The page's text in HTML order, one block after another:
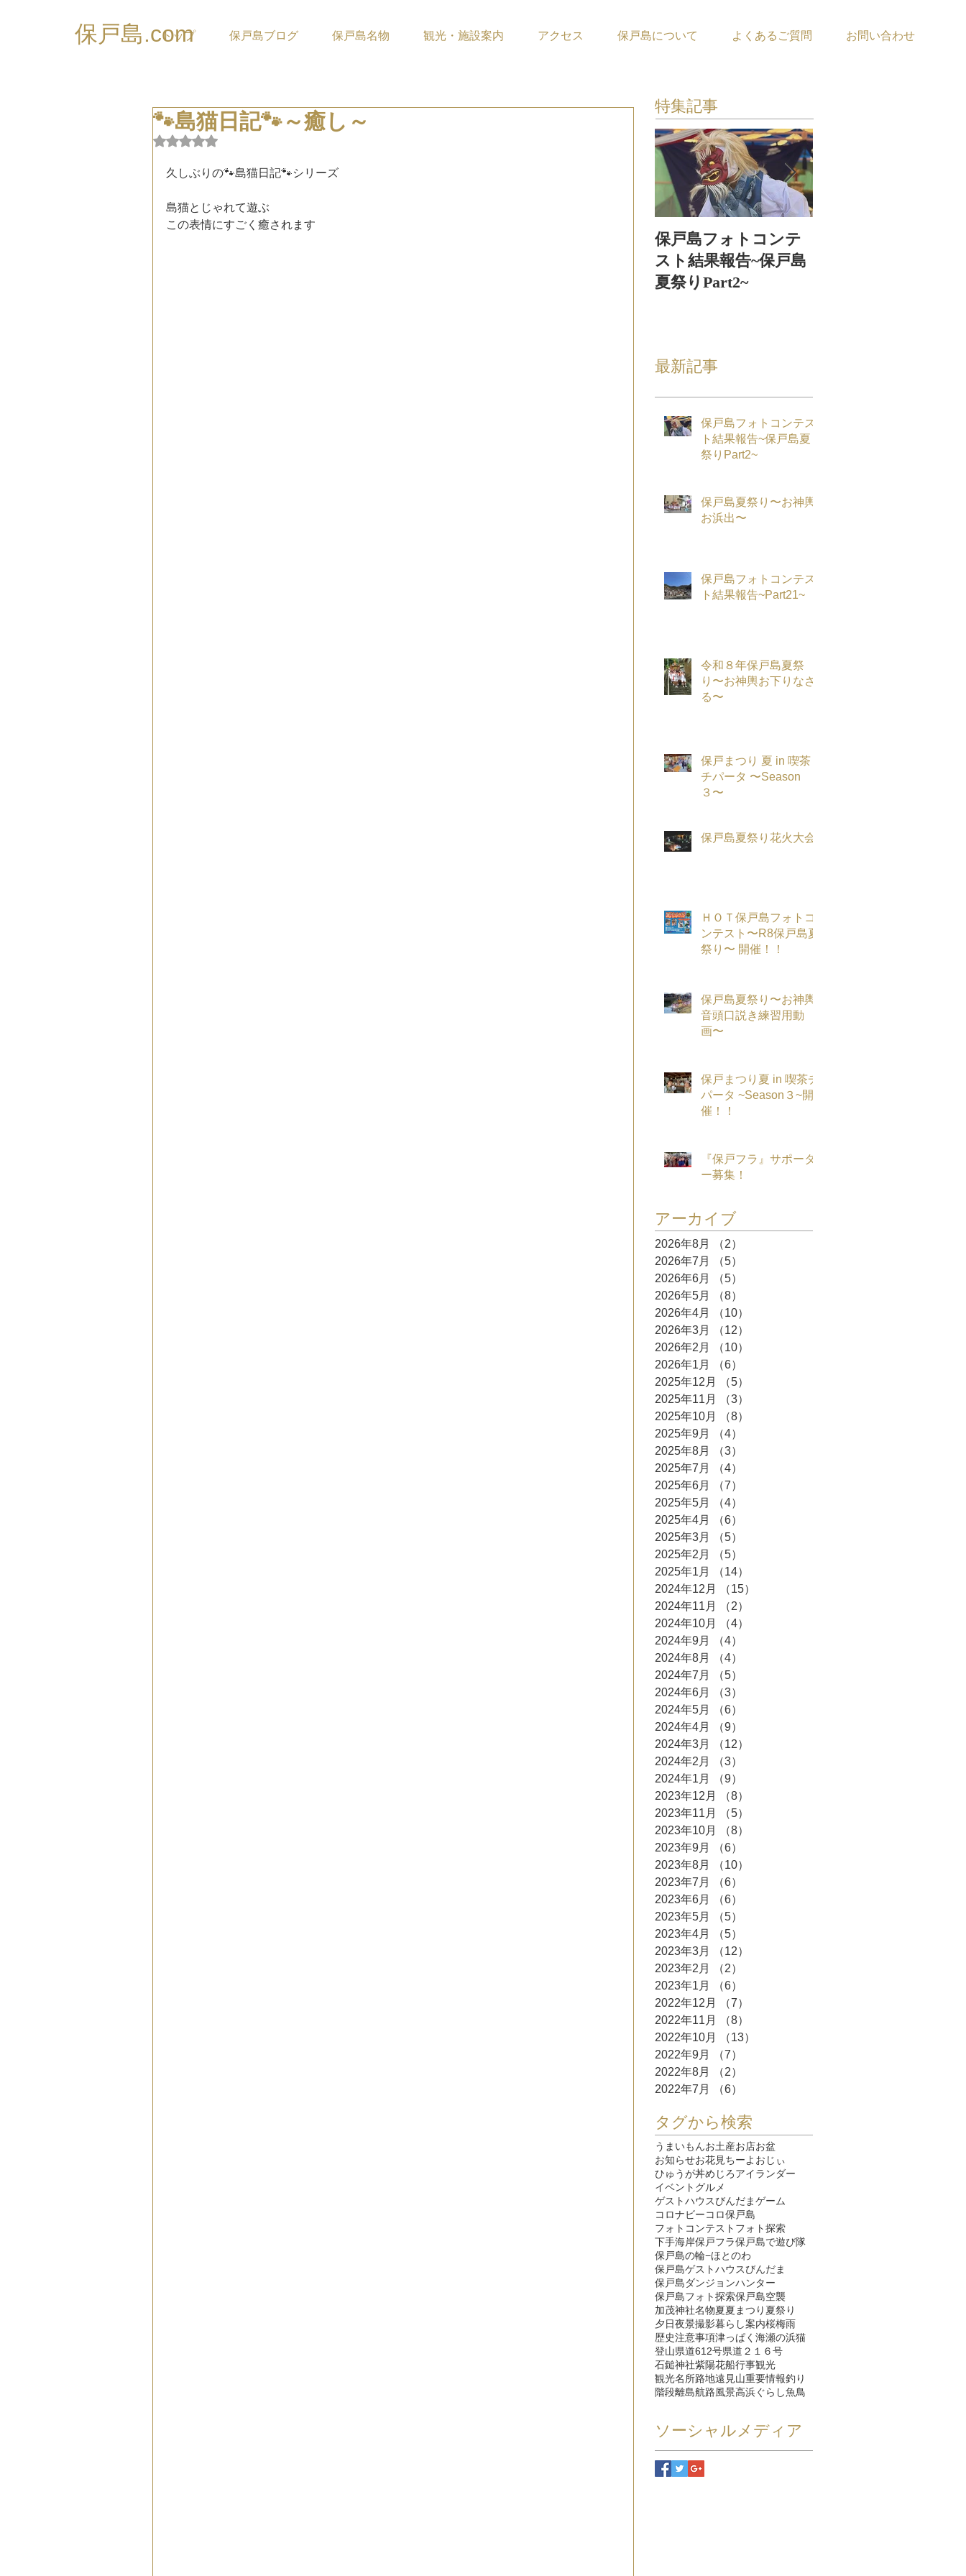
保戸島.com
トップ 保戸島ブログ 保戸島名物 観光・施設案内 アクセス 保戸島について よくあるご質問 お問い合わせ
🐾島猫日記🐾～癒し～
5つ星のうちNaNと評価されています。
久しぶりの🐾島猫日記🐾シリーズ
島猫とじゃれて遊ぶ
この表情にすごく癒されます
特集記事
保戸島フォトコンテ
スト結果報告~保戸島
夏祭りPart2~
最新記事
保戸島フォトコンテス
ト結果報告~保戸島夏
祭りPart2~
保戸島夏祭り〜お神輿
お浜出〜
保戸島フォトコンテス
ト結果報告~Part21~
令和８年保戸島夏祭
り〜お神輿お下りなさ
る〜
保戸まつり 夏 in 喫茶
チパータ 〜Season
３〜
保戸島夏祭り花火大会
ＨＯＴ保戸島フォトコ
ンテスト〜R8保戸島夏
祭り〜 開催！！
保戸島夏祭り〜お神輿
音頭口説き練習用動
画〜
保戸まつり夏 in 喫茶チ
パータ ~Season３~開
催！！
『保戸フラ』サポータ
ー募集！
アーカイブ
2026年8月 （2）
2026年7月
（5）
2026年6月
（5）
2026年5月
（8）
2026年4月
（10）
2026年3月
（12）
2026年2月
（10）
2026年1月
（6）
2025年12月
（5）
2025年11月
（3）
2025年10月
（8）
2025年9月
（4）
2025年8月
（3）
2025年7月
（4）
2025年6月
（7）
2025年5月
（4）
2025年4月
（6）
2025年3月
（5）
2025年2月
（5）
2025年1月
（14）
2024年12月
（15）
2024年11月
（2）
2024年10月
（4）
2024年9月
（4）
2024年8月
（4）
2024年7月
（5）
2024年6月
（3）
2024年5月
（6）
2024年4月
（9）
2024年3月
（12）
2024年2月
（3）
2024年1月
（9）
2023年12月
（8）
2023年11月
（5）
2023年10月
（8）
2023年9月
（6）
2023年8月
（10）
2023年7月
（6）
2023年6月
（6）
2023年5月
（5）
2023年4月
（5）
2023年3月
（12）
2023年2月
（2）
2023年1月
（6）
2022年12月
（7）
2022年11月
（8）
2022年10月
（13）
2022年9月
（7）
2022年8月
（2）
2022年7月
（6）
タグから検索
うまいもんお土産お店お盆
お知らせお花見ちーよおじぃ
ひゅうが丼めじろアイランダー
イベント グルメ
ゲストハウスびんだまゲーム
コロナビーコロ保戸島
フォトコンテスト フォト探索
下手海岸保戸フラ保戸島で遊び隊
保戸島の輪−ほとのわ
保戸島ゲストハウスびんだま
保戸島ダンジョンハンター
保戸島フォト探索保戸島空襲
加茂神社名物夏夏まつり 夏祭り
夕日夜景撮影暮らし案内桜梅雨
歴史注意事項津っぱく 海瀬の浜猫
登山県道612号県道２１６号
石鎚神社紫陽花船行事観光
観光名所路地遠見山重要情報釣り
階段離島航路 風景高浜ぐらし魚鳥
ソーシャルメディア